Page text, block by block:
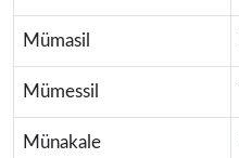
Mümasil
Mümessil
Münakale